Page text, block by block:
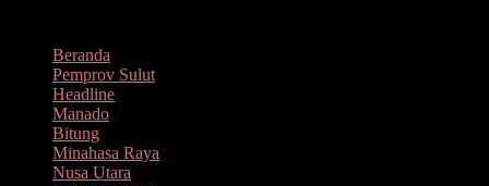
kontenBeranda
Pemprov Sulut
Headline
Manado
Bitung
Minahasa Raya
Nusa Utara